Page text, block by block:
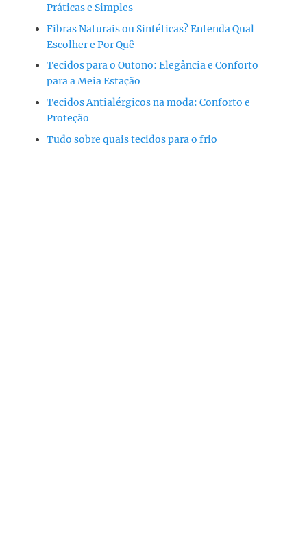
Práticas e Simples
Fibras Naturais ou Sintéticas? Entenda Qual
Escolher e Por Quê
Tecidos para o Outono: Elegância e Conforto
para a Meia Estação
Tecidos Antialérgicos na moda: Conforto e
Proteção
Tudo sobre quais tecidos para o frio